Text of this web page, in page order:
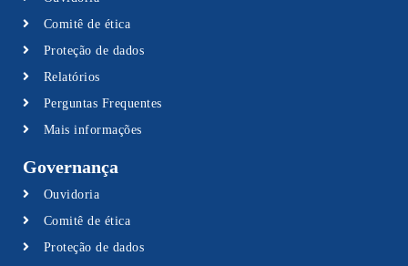
Comitê de ética
Proteção de dados
Relatórios
Perguntas Frequentes
Mais informações
Governança
Ouvidoria
Comitê de ética
Proteção de dados